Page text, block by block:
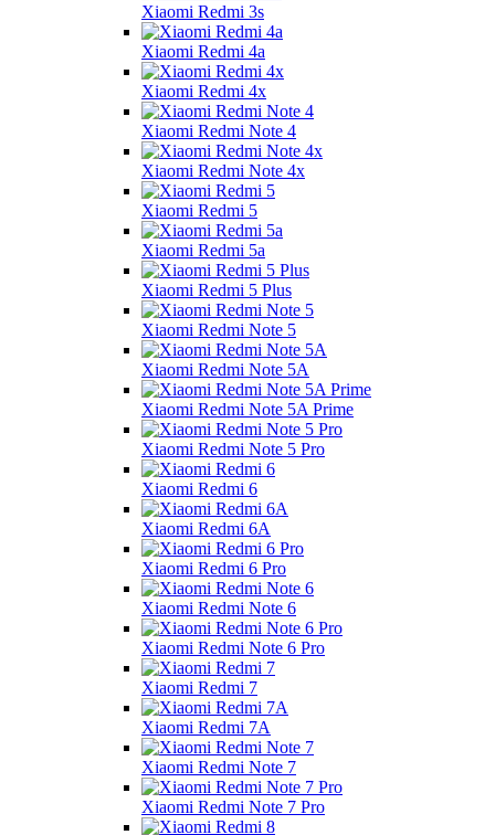
Xiaomi Redmi 3s
Xiaomi Redmi 4a
Xiaomi Redmi 4x
Xiaomi Redmi Note 4
Xiaomi Redmi Note 4x
Xiaomi Redmi 5
Xiaomi Redmi 5a
Xiaomi Redmi 5 Plus
Xiaomi Redmi Note 5
Xiaomi Redmi Note 5A
Xiaomi Redmi Note 5A Prime
Xiaomi Redmi Note 5 Pro
Xiaomi Redmi 6
Xiaomi Redmi 6A
Xiaomi Redmi 6 Pro
Xiaomi Redmi Note 6
Xiaomi Redmi Note 6 Pro
Xiaomi Redmi 7
Xiaomi Redmi 7A
Xiaomi Redmi Note 7
Xiaomi Redmi Note 7 Pro